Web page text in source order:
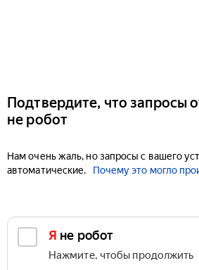
Подтвердите, что запросы
не робот
Нам очень жаль, но запросы с вашего
автоматические.
Почему это могло
Я не робот
Нажмите, чтобы продолжить